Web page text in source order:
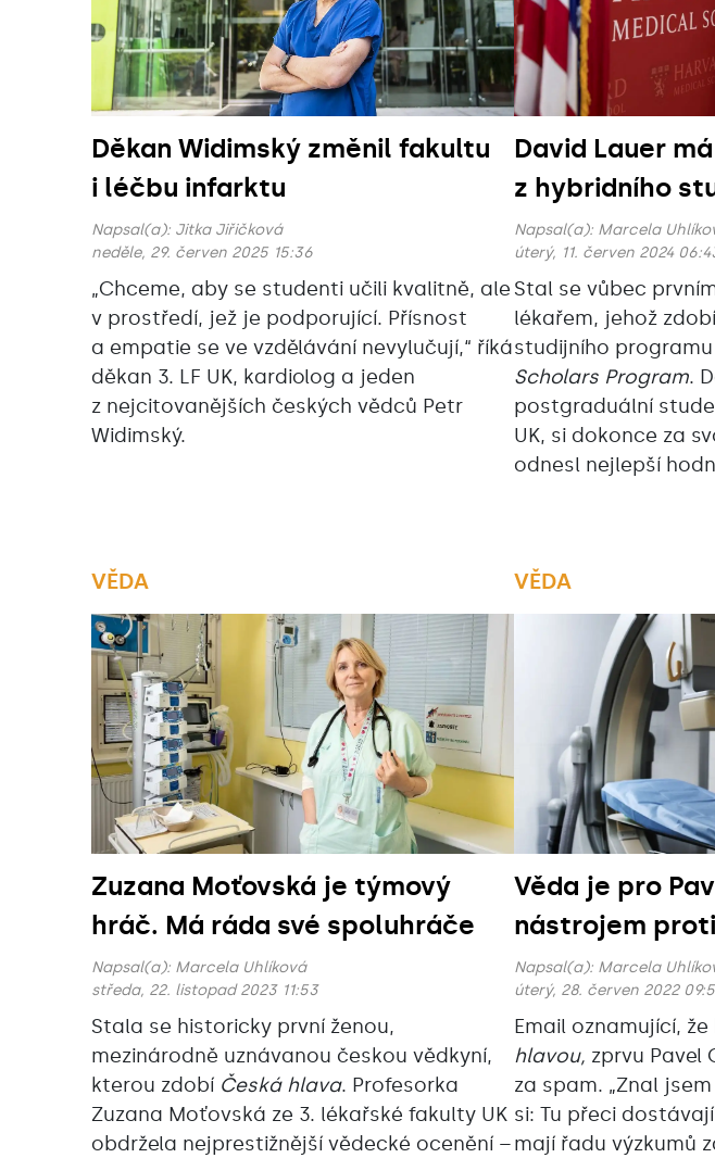
Děkan Widimský změnil fakultu
i léčbu infarktu
Napsal(a): Jitka Jiřičková
neděle, 29. červen 2025 15:36
„Chceme, aby se studenti učili kvalitně, ale
v prostředí, jež je podporující. Přísnost
a empatie se ve vzdělávání nevylučují,“ říká
děkan 3. LF UK, kardiolog a jeden
z nejcitovanějších českých vědců Petr
Widimský.
David Lauer
z hybridního
Napsal(a): Marcela
úterý, 11. červen 2024
Stal se vůbec
lékařem, jehož
studijního programu
Scholars Program.
postgraduální
UK, si dokonce za
odnesl nejlepší
VĚDA
Zuzana Moťovská je týmový
hráč. Má ráda své spoluhráče
Napsal(a): Marcela Uhlíková
středa, 22. listopad 2023 11:53
Stala se historicky první ženou,
mezinárodně uznávanou českou vědkyní,
kterou zdobí Česká hlava. Profesorka
Zuzana Moťovská ze 3. lékařské fakulty UK
obdržela nejprestižnější vědecké ocenění –
VĚDA
Věda je pro
nástrojem
Napsal(a): Marcela
úterý, 28. červen 2022
Email oznamující,
hlavou, zprvu Pavel
za spam. „Znal
si: Tu přeci
mají řadu výzkumů